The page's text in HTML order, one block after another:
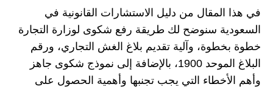
في هذا المقال من دليل الاستشارات القانونية في
السعودية سنوضح لك طريقة رفع شكوى لوزارة التجارة
خطوة بخطوة، وآلية تقديم بلاغ الغش التجاري، ورقم
البلاغ الموحد 1900، بالإضافة إلى نموذج شكوى جاهز
وأهم الأخطاء التي يجب تجنبها وأهمية الحصول على